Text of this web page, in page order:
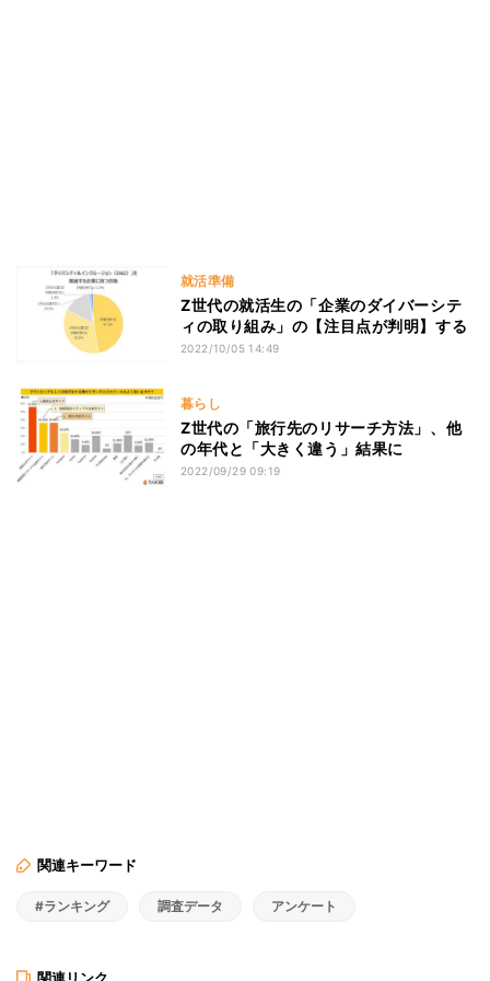
就活準備
Z世代の就活生の「企業のダイバーシテ
ィの取り組み」の【注目点が判明】する
2022/10/05 14:49
暮らし
Z世代の「旅行先のリサーチ方法」、他
の年代と「大きく違う」結果に
2022/09/29 09:19
関連キーワード
#ランキング 調査データ アンケート
関連リンク